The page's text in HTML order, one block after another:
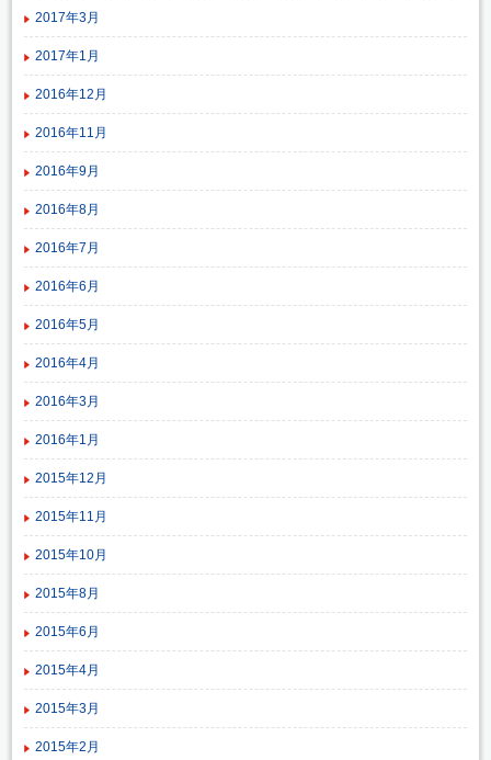
2017年3月
2017年1月
2016年12月
2016年11月
2016年9月
2016年8月
2016年7月
2016年6月
2016年5月
2016年4月
2016年3月
2016年1月
2015年12月
2015年11月
2015年10月
2015年8月
2015年6月
2015年4月
2015年3月
2015年2月